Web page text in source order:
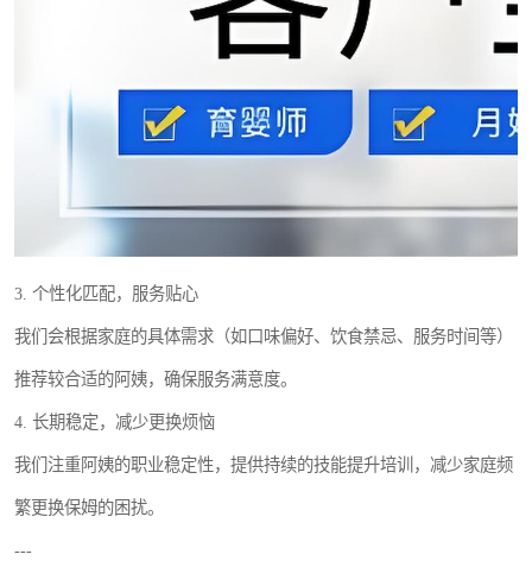
3. 个性化匹配，服务贴心
我们会根据家庭的具体需求（如口味偏好、饮食禁忌、服务时间等）
推荐较合适的阿姨，确保服务满意度。
4. 长期稳定，减少更换烦恼
我们注重阿姨的职业稳定性，提供持续的技能提升培训，减少家庭频
繁更换保姆的困扰。
---